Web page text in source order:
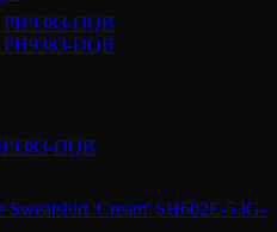
DQB